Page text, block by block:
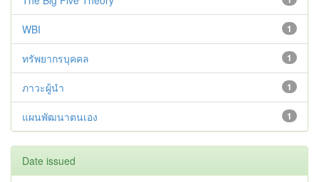
1
WBI
1
ทรัพยากรบุคคล
1
ภาวะผู้นำ
1
แผนพัฒนาตนเอง
Date issued